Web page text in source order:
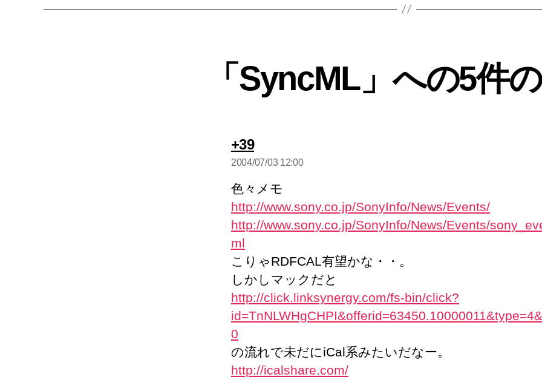
「SyncML」への5件
+39の
発
2004/07/03 12:00
色々メモ
http://www.sony.co.jp/SonyInfo/News/Events/
http://www.sony.co.jp/SonyInfo/News/Events/
ml
こりゃRDFCAL有望かな・・。
しかしマックだと
http://click.linksynergy.com/fs-bin/click?
0
の流れで未だにiCal系みたいだなー。
http://icalshare.com/